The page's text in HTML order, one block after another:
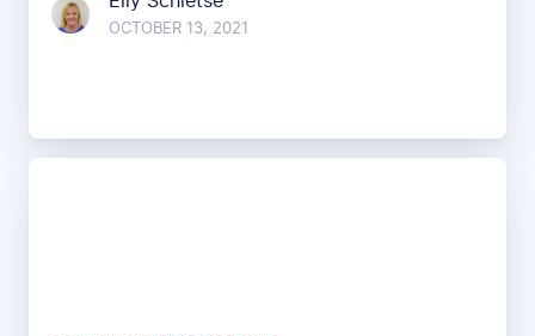
OCTOBER 13, 2021